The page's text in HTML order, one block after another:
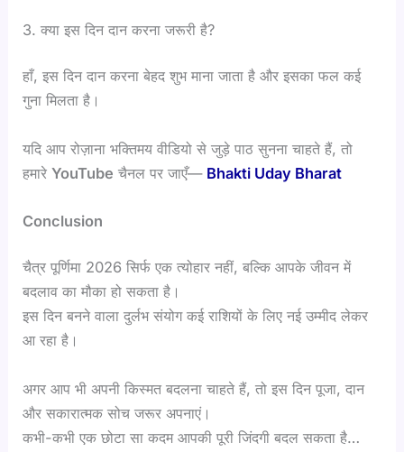
3. क्या इस दिन दान करना जरूरी है?
हाँ, इस दिन दान करना बेहद शुभ माना जाता है और इसका फल कई
गुना मिलता है।
यदि आप रोज़ाना भक्तिमय वीडियो से जुड़े पाठ सुनना चाहते हैं, तो
हमारेYouTube चैनल पर जाएँ— Bhakti Uday Bharat
Conclusion
चैत्र पूर्णिमा 2026 सिर्फ एक त्योहार नहीं, बल्कि आपके जीवन में
बदलाव का मौका हो सकता है।
इस दिन बनने वाला दुर्लभ संयोग कई राशियों के लिए नई उम्मीद लेकर
आ रहा है।
अगर आप भी अपनी किस्मत बदलना चाहते हैं, तो इस दिन पूजा, दान
और सकारात्मक सोच जरूर अपनाएं।
कभी-कभी एक छोटा सा कदम आपकी पूरी जिंदगी बदल सकता है…